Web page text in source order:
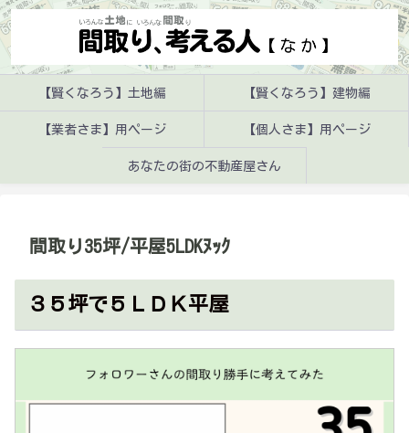
【賢くなろう】土地編 【賢くなろう】建物編
【業者さま】用ページ 【個人さま】用ページ
あなたの街の不動産屋さん
間取り35坪/平屋5LDKﾇｯｸ
３５坪で５ＬＤＫ平屋